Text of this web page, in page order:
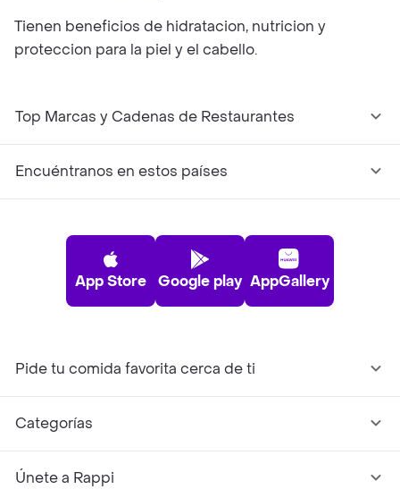
Tienen beneficios de hidratacion, nutricion y
proteccion para la piel y el cabello.
Top Marcas y Cadenas de Restaurantes
Encuéntranos en estos países
App Store Google play AppGallery
Pide tu comida favorita cerca de ti
Categorías
Únete a Rappi